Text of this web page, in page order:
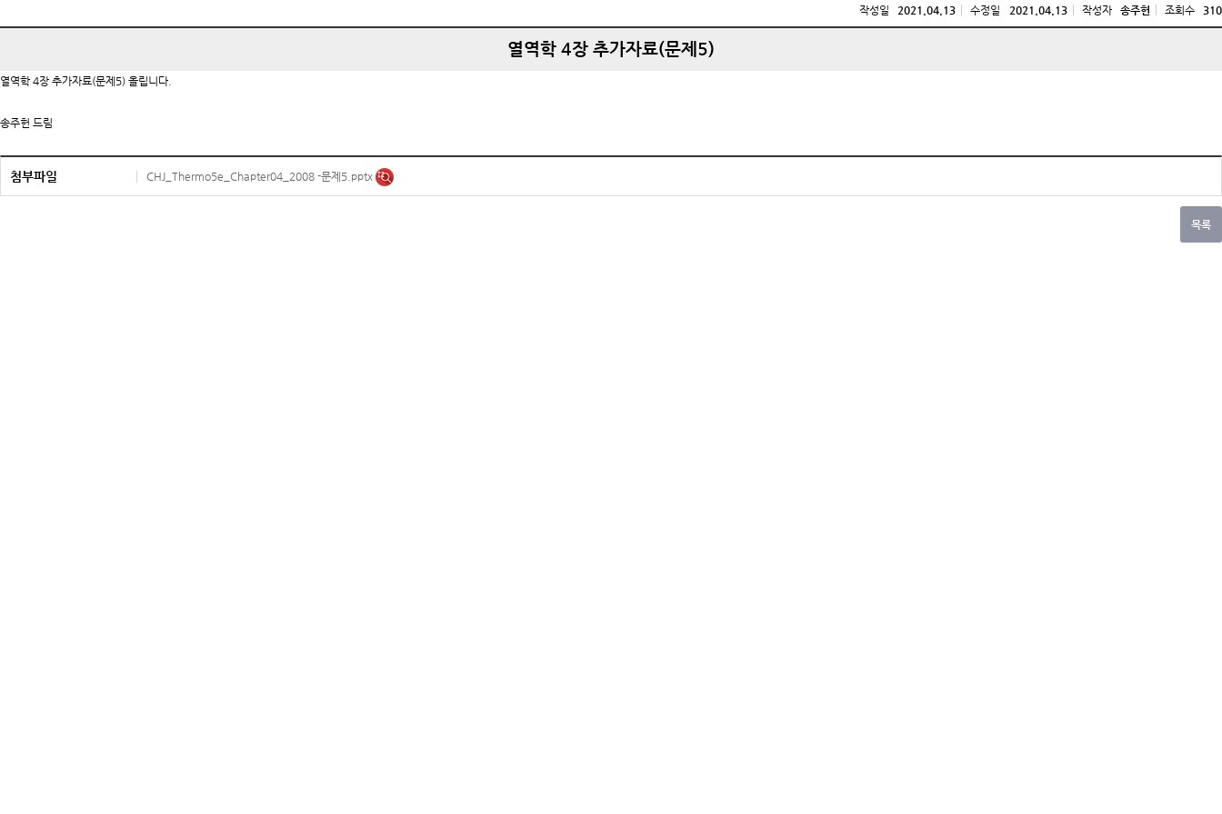
작성일 2021.04.13 수정일 2021.04.13 작성자 송주헌 조회수 310
열역학 4장 추가자료(문제5)
열역학 4장 추가자료(문제5) 올립니다.
송주헌 드림
첨부파일 CHJ_Thermo5e_Chapter04_2008 -문제5.pptx